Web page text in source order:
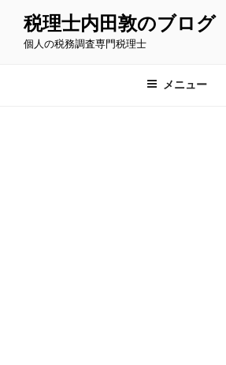
税理士内田敦のブログ
個人の税務調査専門税理士
メニュー